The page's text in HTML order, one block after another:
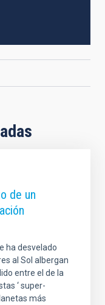
de un
ha desvelado
al Sol albergan
entre el de la
‘ super-
más